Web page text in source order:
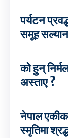
पर्यटन
समूह
को हुन्
अस्ताए ?
नेपाल
स्मृतिमा